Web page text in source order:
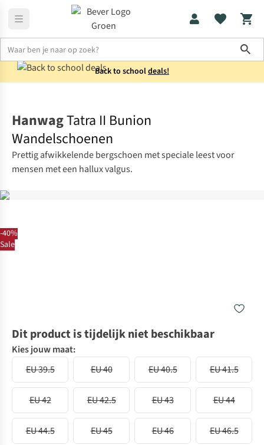
Back to schooldeals!
-40%
Sale
HanwagTatra II Bunion
Wandelschoenen
Prettig afwikkelende bergschoen met speciale leest voor
mensen met een hallux valgus.
Dit product is tijdelijk niet beschikbaar
Kies jouw maat:
EU 39.5
EU 40 EU 40.5 EU 41.5
EU 42 EU 42.5 EU 43 EU 44
EU 44.5 EU 45 EU 46 EU 46.5